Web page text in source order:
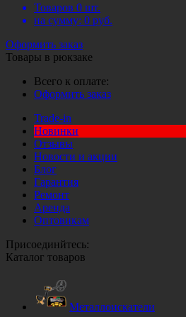
Товаров 0 шт.
на сумму: 0 руб.
Оформить заказ
Товары в рюкзаке
Всего к оплате:
Оформить заказ
Trade-in
Новинки
Отзывы
Новости и акции
Блог
Гарантия
Ремонт
Аренда
Оптовикам
Присоединйтесь:
Каталог товаров
Металлоискатели